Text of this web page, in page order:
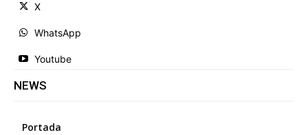
X
WhatsApp
Youtube
NEWS
Portada